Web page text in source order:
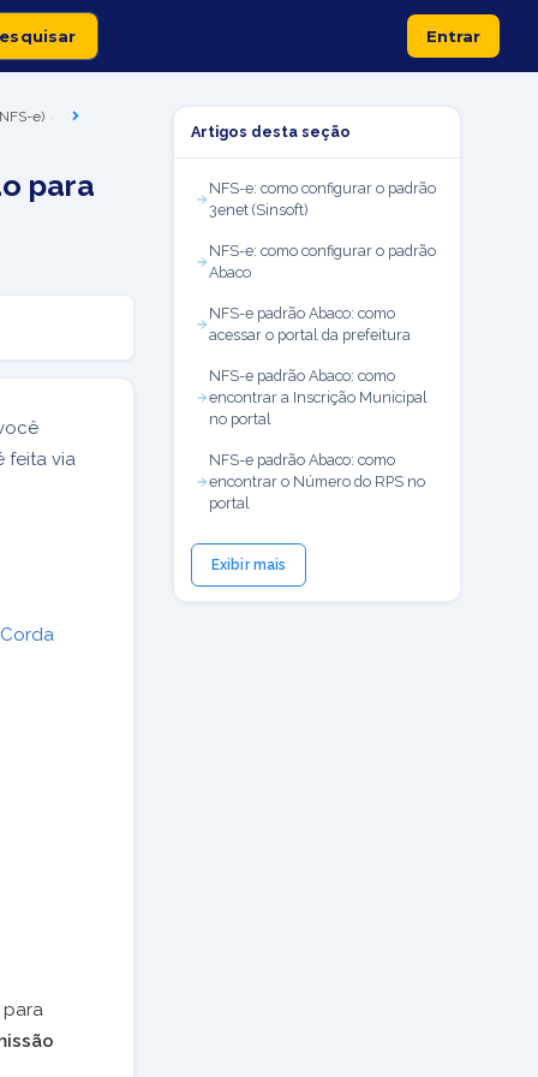
Entrar
e)
para
feita via
Artigos desta seção
NFS-e: como configurar o padrão
3enet (Sinsoft)
NFS-e: como configurar o padrão
Abaco
NFS-e padrão Abaco: como
acessar o portal da prefeitura
NFS-e padrão Abaco: como
encontrar a Inscrição Municipal
no portal
NFS-e padrão Abaco: como
encontrar o Número do RPS no
portal
Exibir mais